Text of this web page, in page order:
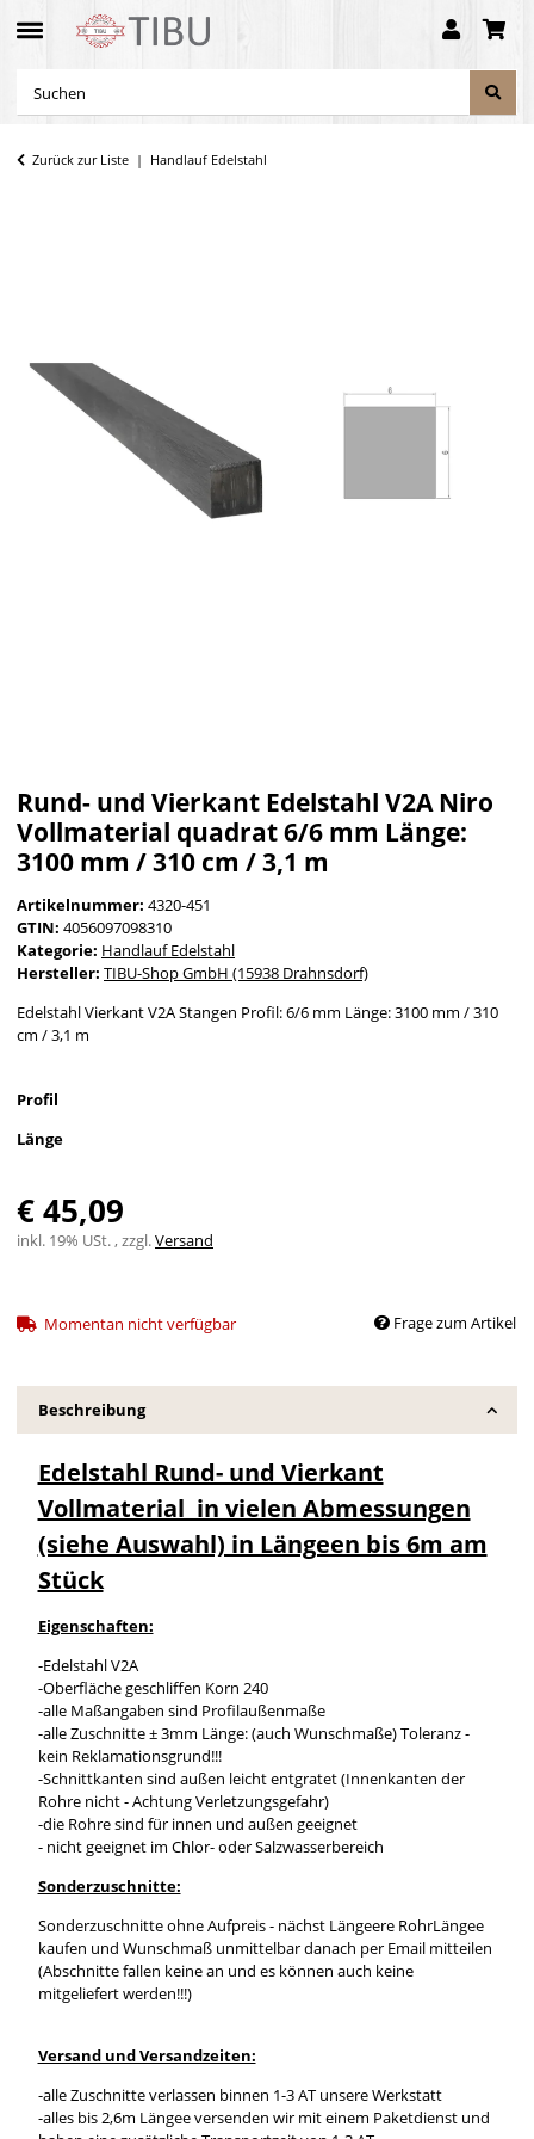
Zurück zur Liste Handlauf Edelstahl
Rund- und Vierkant Edelstahl V2A Niro
Vollmaterial quadrat 6/6 mm Länge:
3100 mm / 310 cm / 3,1 m
Artikelnummer: 4320-451
GTIN: 4056097098310
Kategorie: Handlauf Edelstahl
Hersteller: TIBU-Shop GmbH (15938 Drahnsdorf)
Edelstahl Vierkant V2A Stangen Profil: 6/6 mm Länge: 3100 mm / 310
cm / 3,1 m
Profil
Länge
€ 45,09
inkl. 19% USt. , zzgl.Versand
Momentan nicht verfügbar Frage zum Artikel
Beschreibung
Edelstahl Rund- und Vierkant
Vollmaterial in vielen Abmessungen
(siehe Auswahl) in Längeen bis 6m am
Stück
Eigenschaften:
-Edelstahl V2A
-Oberfläche geschliffen Korn 240
-alle Maßangaben sind Profilaußenmaße
-alle Zuschnitte ± 3mm Länge: (auch Wunschmaße) Toleranz -
kein Reklamationsgrund!!!
-Schnittkanten sind außen leicht entgratet (Innenkanten der
Rohre nicht - Achtung Verletzungsgefahr)
-die Rohre sind für innen und außen geeignet
- nicht geeignet im Chlor- oder Salzwasserbereich
Sonderzuschnitte:
Sonderzuschnitte ohne Aufpreis - nächst Längeere RohrLängee
kaufen und Wunschmaß unmittelbar danach per Email mitteilen
(Abschnitte fallen keine an und es können auch keine
mitgeliefert werden!!!)
Versand und Versandzeiten:
-alle Zuschnitte verlassen binnen 1-3 AT unsere Werkstatt
-alles bis 2,6m Längee versenden wir mit einem Paketdienst und